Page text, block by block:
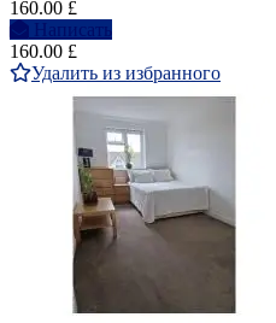
160.00 £
Написать
160.00 £
Удалить из избранного